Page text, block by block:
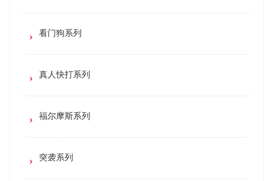
看门狗系列
真人快打系列
福尔摩斯系列
突袭系列